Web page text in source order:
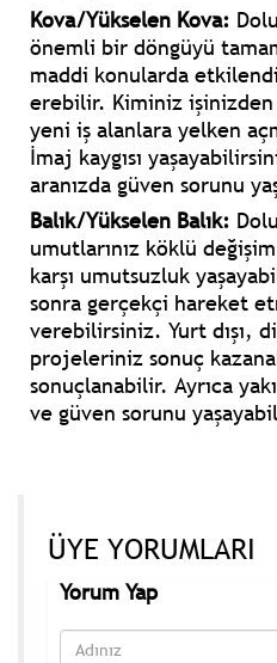
Kova/Yükselen Kova:
önemli bir döngüyü
maddi konularda
erebilir. Kiminiz
yeni iş alanlara yelken
İmaj kaygısı
aranızda güven sorunu
Balık/Yükselen Balık:
umutlarınız köklü
karşı umutsuzluk
sonra gerçekçi hareket
verebilirsiniz. Yurt dışı,
projeleriniz sonuç
sonuçlanabilir. Ayrıca
ve güven sorunu
ÜYE YORUMLARI
Yorum Yap